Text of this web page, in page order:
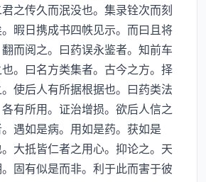
之传久而泯没也。集录铨次而刻
暇日携成书四帙见示。而曰且将
而阅之。曰药误永鉴者。知前车
。曰名方类集者。古今之方。择
使后人有所据根据也。曰药类法
有所用。证治增损。欲后人信之
遇如是病。用如是药。获如是
大抵皆仁者之用心。抑论之。天
固有似是而非。利于此而害于彼